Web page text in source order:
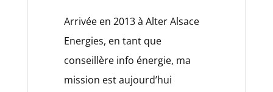
Arrivée en 2013 à Alter Alsace
Energies, en tant que
conseillère info énergie, ma
mission est aujourd’hui